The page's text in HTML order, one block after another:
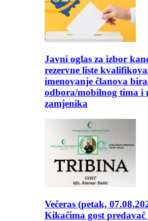
Javni oglas za izbor
rezervne liste
imenovanje članova
odbora/mobilnog tima i
zamjenika
Večeras (petak,
Kikačima gost